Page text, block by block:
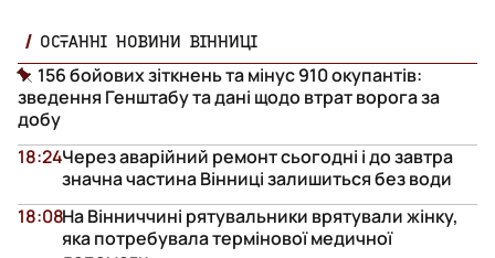
ОСТАННІ НОВИНИ ВІННИЦІ
156 бойових зіткнень та мінус 910 окупантів:
зведення Генштабу та дані щодо втрат ворога за
добу
Через аварійний ремонт сьогодні і до завтра
значна частина Вінниці залишиться без води
18:24
На Вінниччині рятувальники врятували жінку,
яка потребувала термінової медичної
18:08